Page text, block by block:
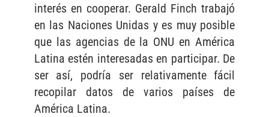
interés en cooperar. Gerald Finch trabajó
en las Naciones Unidas y es muy posible
que las agencias de la ONU en América
Latina estén interesadas en participar. De
ser así, podría ser relativamente fácil
recopilar datos de varios países de
América Latina.